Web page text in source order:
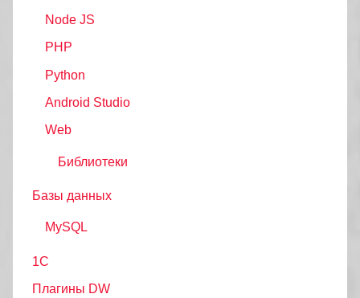
Node JS
PHP
Python
Android Studio
Web
Библиотеки
Базы данных
MySQL
1С
Плагины DW